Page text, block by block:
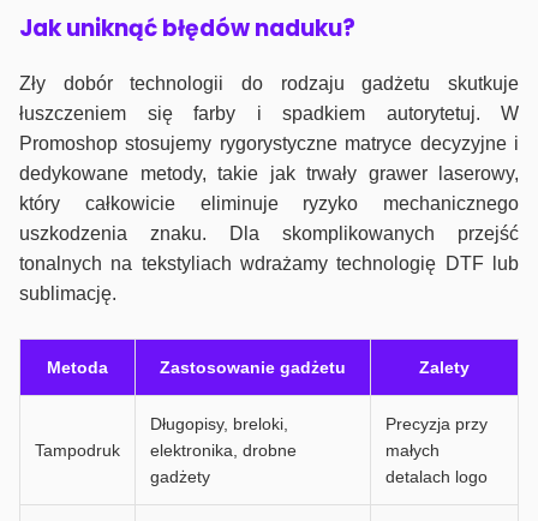
Jak uniknąć błędów naduku?
Zły dobór technologii do rodzaju gadżetu skutkuje
łuszczeniem się farby i spadkiem autorytetuj. W
Promoshop stosujemy rygorystyczne matryce decyzyjne i
dedykowane metody, takie jak trwały grawer laserowy,
który całkowicie eliminuje ryzyko mechanicznego
uszkodzenia znaku. Dla skomplikowanych przejść
tonalnych na tekstyliach wdrażamy technologię DTF lub
sublimację.
Metoda Zastosowanie gadżetu Zalety
Tampodruk
Długopisy, breloki,
elektronika, drobne
gadżety
Precyzja przy
małych
detalach logo